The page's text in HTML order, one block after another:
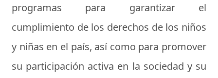
programas para garantizar el
cumplimiento de los derechos de los niños
y niñas en el país, así como para promover
su participación activa en la sociedad y su